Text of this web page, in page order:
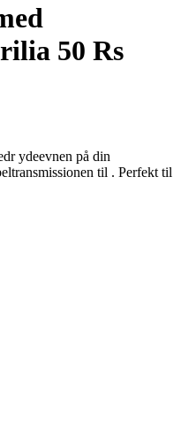
50 Rs
ydeevnen på din
til . Perfekt til